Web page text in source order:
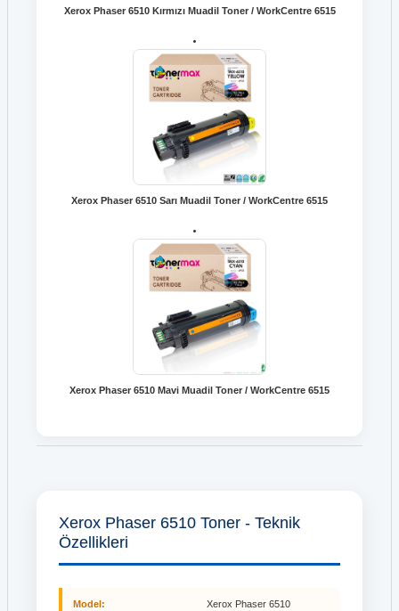
Xerox Phaser 6510 Kırmızı Muadil Toner / WorkCentre 6515
Xerox Phaser 6510 Sarı Muadil Toner / WorkCentre 6515
Xerox Phaser 6510 Mavi Muadil Toner / WorkCentre 6515
Xerox Phaser 6510 Toner - Teknik
Özellikleri
Model: Xerox Phaser 6510